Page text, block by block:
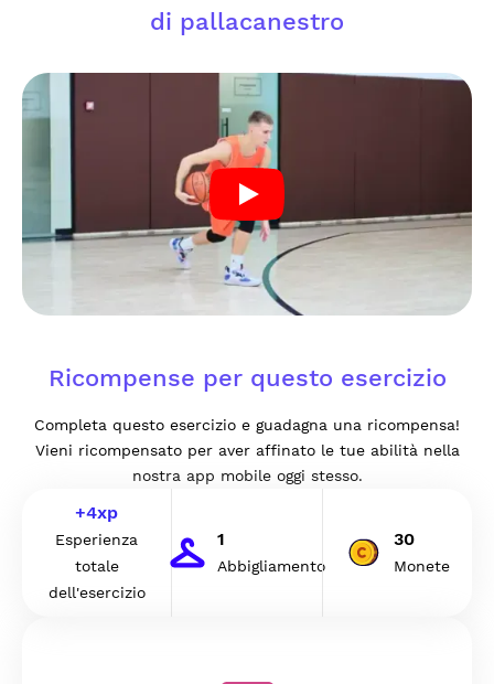
di pallacanestro
Ricompense per questo esercizio
Completa questo esercizio e guadagna una ricompensa!
Vieni ricompensato per aver affinato le tue abilità nella
nostra app mobile oggi stesso.
+4xp
Esperienza
totale
dell'esercizio
1
Abbigliamento
30
Monete